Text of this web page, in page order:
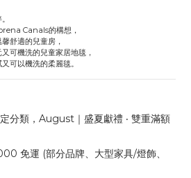
Canals的構想，
舒適的兒童房，
可機洗的兒童家居地毯，
可以機洗的柔麗毯。
分類，August｜盛夏獻禮 ‧ 雙重滿額
免運 (部分品牌、大型家具/燈飾、